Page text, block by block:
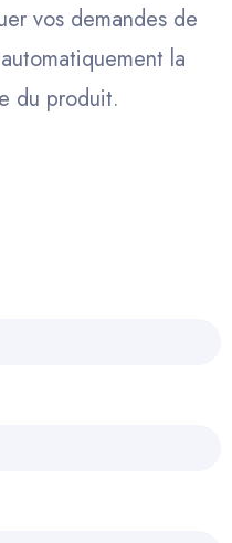
vos demandes de
la
du produit.